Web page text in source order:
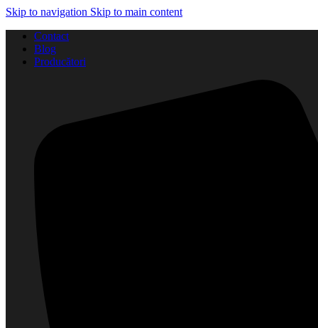
Skip to navigation Skip to main content
Contact
Blog
Producători